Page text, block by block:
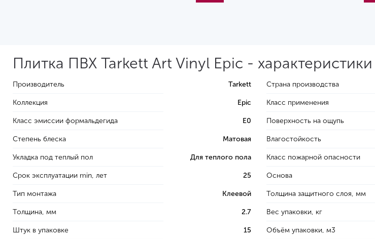
Плитка ПВХ Tarkett Art Vinyl Epic - характеристики
Производитель Tarkett
Коллекция Epic
Класс эмиссии формальдегида E0
Степень блеска Матовая
Укладка под теплый пол Для теплого пола
Срок эксплуатации min, лет 25
Тип монтажа Клеевой
Толщина, мм 2.7
Штук в упаковке 15
Страна производства
Класс применения
Поверхность на ощупь
Влагостойкость
Класс пожарной опасности
Основа
Толщина защитного слоя, мм
Вес упаковки, кг
Объём упаковки, м3